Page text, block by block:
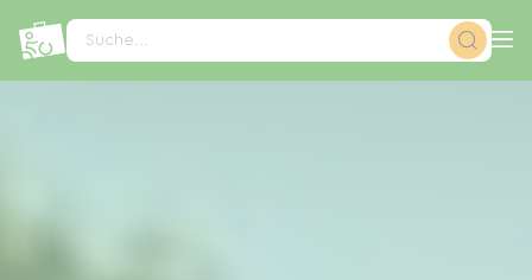
Suche...
Cookie-Einstellungen